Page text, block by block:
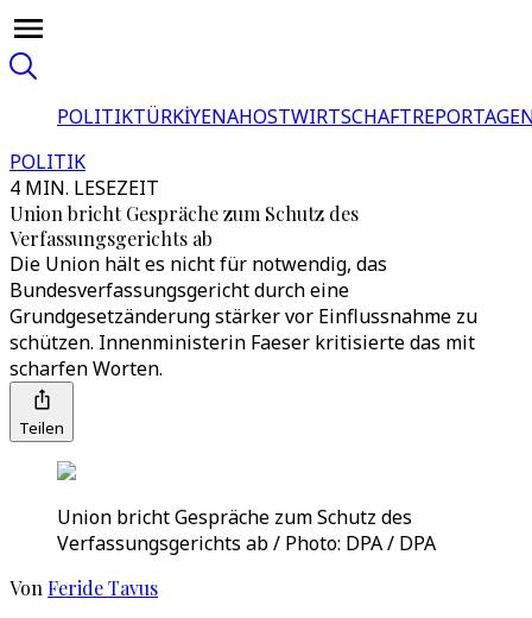
POLITIKTÜRKİYENAHOSTWIRTSCHAFT
POLITIK
4 MIN. LESEZEIT
Union bricht Gespräche zum Schutz des
Verfassungsgerichts ab
Die Union hält es nicht für notwendig, das
Bundesverfassungsgericht durch eine
Grundgesetzänderung stärker vor Einflussnahme zu
schützen. Innenministerin Faeser kritisierte das mit
scharfen Worten.
Teilen
Union bricht Gespräche zum Schutz des
Verfassungsgerichts ab / Photo: DPA / DPA
Von Feride Tavus